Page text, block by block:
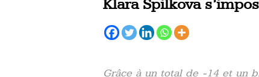
Klara Spilkova
Grâce à un total de -14 et un